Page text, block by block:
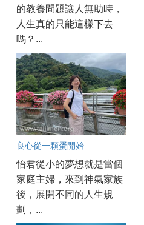
的教養問題讓人無助時，
人生真的只能這樣下去
嗎？...
良心從一顆蛋開始
怡君從小的夢想就是當個
家庭主婦，來到神氣家族
後，展開不同的人生規
劃，...